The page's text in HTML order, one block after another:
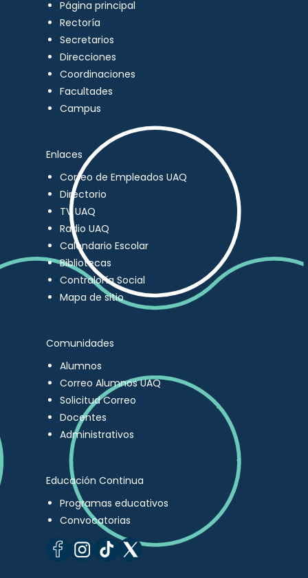
Página principal
Rectoría
Secretarios
Direcciones
Coordinaciones
Facultades
Campus
Enlaces
Correo de Empleados UAQ
Directorio
TV UAQ
Radio UAQ
Calendario Escolar
Bibliotecas
Contraloría Social
Mapa de sitio
Comunidades
Alumnos
Correo Alumnos UAQ
Solicitud Correo
Docentes
Administrativos
Educación Continua
Programas educativos
Convocatorias